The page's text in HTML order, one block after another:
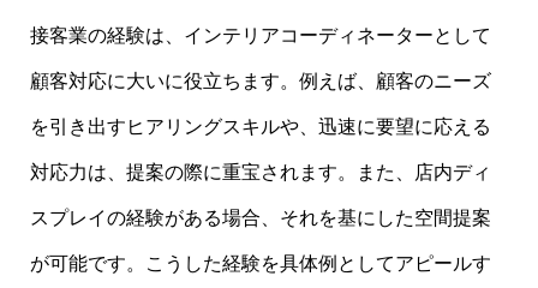
接客業の経験は、インテリアコーディネーターとして
顧客対応に大いに役立ちます。例えば、顧客のニーズ
を引き出すヒアリングスキルや、迅速に要望に応える
対応力は、提案の際に重宝されます。また、店内ディ
スプレイの経験がある場合、それを基にした空間提案
が可能です。こうした経験を具体例としてアピールす